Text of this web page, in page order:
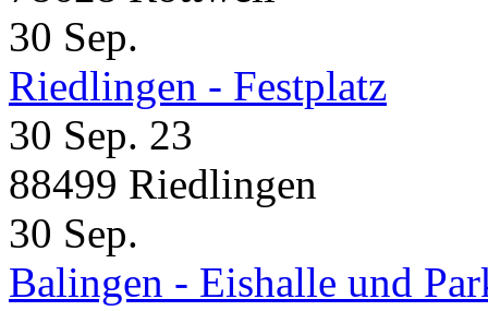
30 Sep.
Riedlingen - Festplatz
30 Sep. 23
88499 Riedlingen
30 Sep.
Balingen - Eishalle und